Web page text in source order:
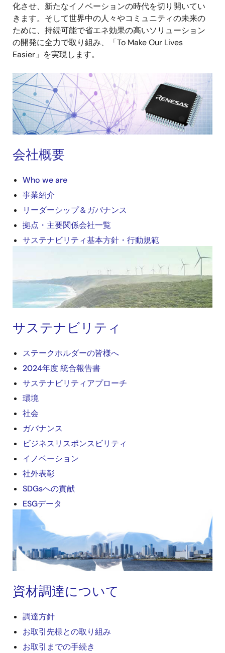
化させ、新たなイノベーションの時代を切り開いてい
きます。そして世界中の人々やコミュニティの未来の
ために、持続可能で省エネ効果の高いソリューション
の開発に全力で取り組み、「To Make Our Lives
Easier」を実現します。
画
像
会社概要
Who we are
事業紹介
リーダーシップ＆ガバナンス
拠点・主要関係会社一覧
サステナビリティ基本方針・行動規範
サステナビリティ
ステークホルダーの皆様へ
2024年度 統合報告書
サステナビリティアプローチ
環境
社会
ガバナンス
ビジネスリスポンスビリティ
イノベーション
社外表彰
SDGsへの貢献
ESGデータ
資材調達について
調達方針
お取引先様との取り組み
お取引までの手続き